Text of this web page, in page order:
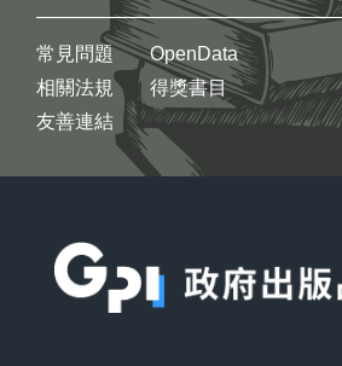
常見問題
相關法規
友善連結
OpenData
得獎書目